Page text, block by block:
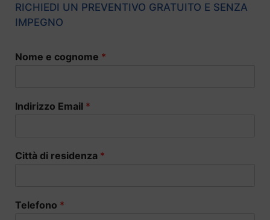
RICHIEDI UN PREVENTIVO GRATUITO E SENZA
IMPEGNO
Nome e cognome *
Indirizzo Email *
Città di residenza *
Telefono *